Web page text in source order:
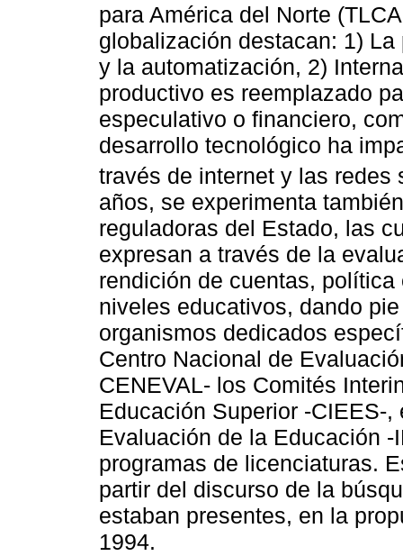
para América del Norte
globalización destacan: 1)
y la automatización, 2)
productivo es reemplazado
especulativo o financiero,
desarrollo tecnológico ha
través de internet y las redes
años, se experimenta
reguladoras del Estado, las
expresan a través de la
rendición de cuentas,
niveles educativos, dando
organismos dedicados
Centro Nacional de
CENEVAL- los Comités
Educación Superior -CIEES-
Evaluación de la Educación
programas de licenciaturas.
partir del discurso de la
estaban presentes, en la
1994.